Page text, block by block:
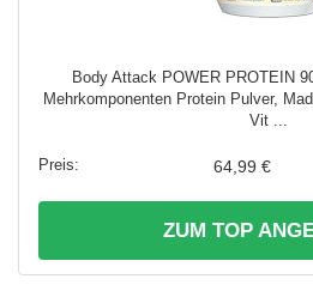
Body Attack POWER PROTEIN
Mehrkomponenten Protein Pulver,
Vit ...
64,99 €
ZUM TOP